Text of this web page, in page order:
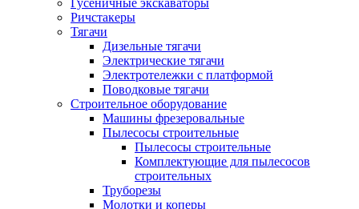
Гусеничные экскаваторы
Ричстакеры
Тягачи
Дизельные тягачи
Электрические тягачи
Электротележки с платформой
Поводковые тягачи
Строительное оборудование
Машины фрезеровальные
Пылесосы строительные
Пылесосы строительные
Комплектующие для пылесосов
строительных
Труборезы
Молотки и коперы